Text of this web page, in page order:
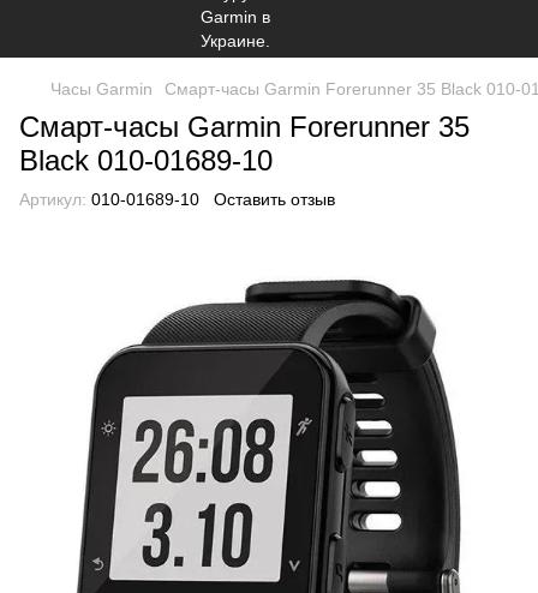
Часы Garmin Смарт-часы Garmin Forerunner 35 Black 010-
Смарт-часы Garmin Forerunner 35
Black 010-01689-10
Артикул: 010-01689-10 Оставить отзыв